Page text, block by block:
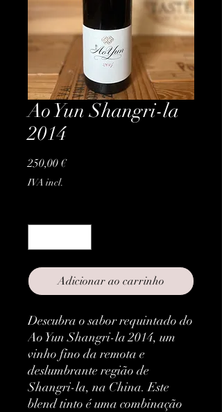
Ao Yun Shangri-la
2014
250,00 €Preço
IVA incl.
Adicionar ao carrinho
Descubra o sabor requintado do
Ao Yun Shangri-la 2014, um
vinho fino da remota e
deslumbrante região de
Shangri-la, na China. Este
blend tinto é uma combinação